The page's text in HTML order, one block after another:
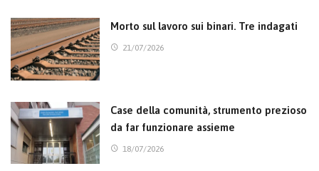
Morto sul lavoro sui binari. Tre indagati
21/07/2026
Case della comunità, strumento prezioso
da far funzionare assieme
18/07/2026